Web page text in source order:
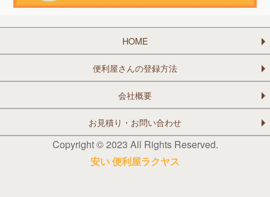
HOME
便利屋さんの登録方法
会社概要
お見積り・お問い合わせ
Copyright © 2023 All Rights Reserved.
安い 便利屋ラクヤス